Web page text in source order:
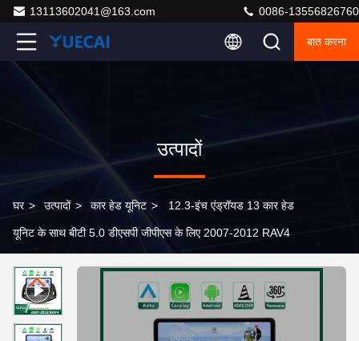
13113602041@163.com 0086-13556826760
बात करना
उत्पादों
घर > उत्पादों > कार हेड यूनिट > 12.3-इंच एंड्रॉयड 13 कार हेड
यूनिट के साथ बीटी 5.0 डीएसपी जीपीएस के लिए 2007-2012 RAV4